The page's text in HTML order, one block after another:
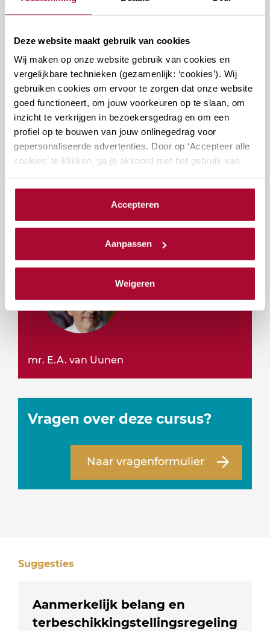
Deze website maakt gebruik van cookies
Wij maken op onze website gebruik van cookies en
vergelijkbare technieken (gezamenlijk: ‘cookies’). Wij
gebruiken cookies om ervoor te zorgen dat onze website
goed functioneert, om jouw voorkeuren op te slaan, om
inzicht te verkrijgen in bezoekersgedrag en om een
profiel op te bouwen van jouw onlinegedrag voor
gepersonaliseerde advertenties. Door op ‘Accepteer alle
cookies’ te klikken, ga je akkoord met het gebruik van
cookieverklaring.
We werken samen met23 derdendie uw gegevens
Accepteren
Aanpassen
Weigeren
Online (Terugkijken)
Exclusief maaltijd
Inschrijven
mr. E.A. van Uunen
Vragen over deze cursus?
Naar vragenformulier
Suggesties
Aanmerkelijk belang en
terbeschikkingstellingsregeling